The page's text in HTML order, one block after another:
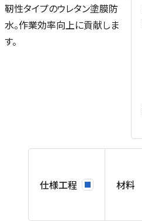
靭性タイプのウレタン塗膜防
水。作業効率向上に貢献しま
す。
仕様工程 材料